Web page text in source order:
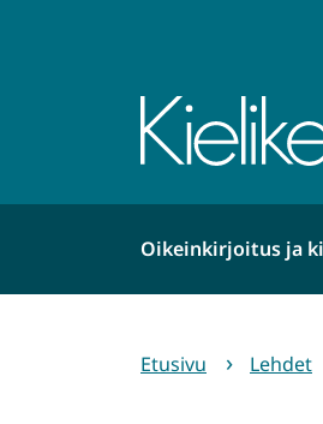
Etusivu
Oikeinkirjoitus ja
Etusivu Lehdet